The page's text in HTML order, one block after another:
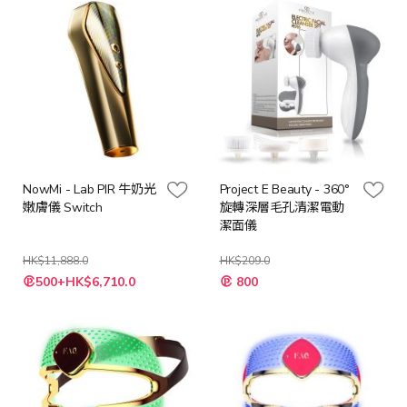
NowMi - Lab PIR 牛奶光
嫩膚儀 Switch
HK$11,888.0
特
殊 500+HK$6,710.0
Project E Beauty - 360°
旋轉深層毛孔清潔電動
潔面儀
HK$209.0
特
殊 800